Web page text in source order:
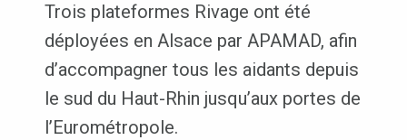
Trois plateformes Rivage ont été
déployées en Alsace par APAMAD, afin
d’accompagner tous les aidants depuis
le sud du Haut-Rhin jusqu’aux portes de
l’Eurométropole.